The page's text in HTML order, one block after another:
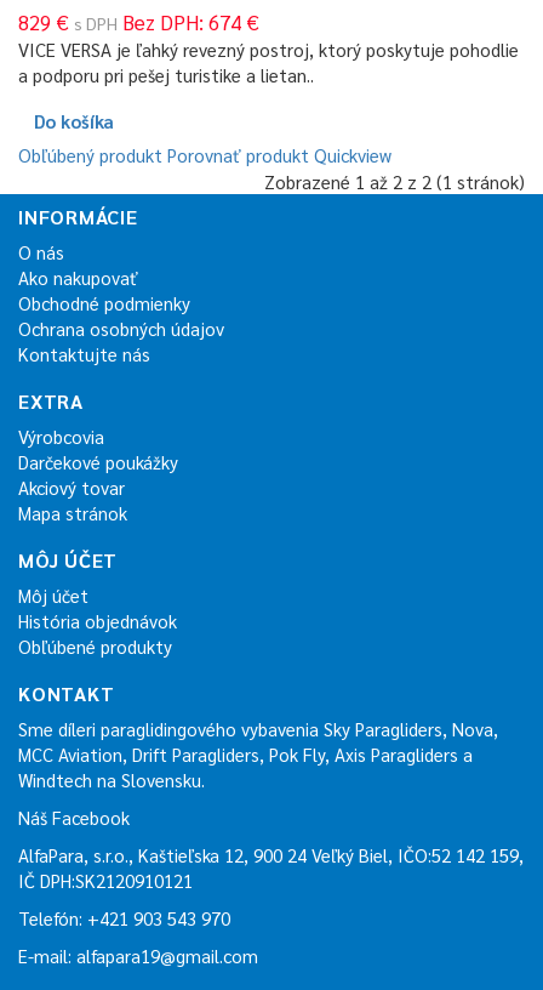
829 € s DPH Bez DPH: 674 €
VICE VERSA je ľahký revezný postroj, ktorý poskytuje pohodlie
a podporu pri pešej turistike a lietan..
Do košíka
Obľúbený produkt Porovnať produkt Quickview
Zobrazené 1 až 2 z 2 (1 stránok)
INFORMÁCIE
O nás
Ako nakupovať
Obchodné podmienky
Ochrana osobných údajov
Kontaktujte nás
EXTRA
Výrobcovia
Darčekové poukážky
Akciový tovar
Mapa stránok
MÔJ ÚČET
Môj účet
História objednávok
Obľúbené produkty
KONTAKT
Sme díleri paraglidingového vybavenia Sky Paragliders, Nova,
MCC Aviation, Drift Paragliders, Pok Fly, Axis Paragliders a
Windtech na Slovensku.
Náš Facebook
AlfaPara, s.r.o., Kaštieľska 12, 900 24 Veľký Biel, IČO:52 142 159,
IČ DPH:SK2120910121
Telefón: +421 903 543 970
E-mail: alfapara19@gmail.com